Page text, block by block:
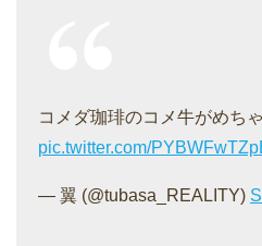
コメダ珈琲のコメ牛がめち
pic.twitter.com/
— 翼 (@tubasa_REALITY)